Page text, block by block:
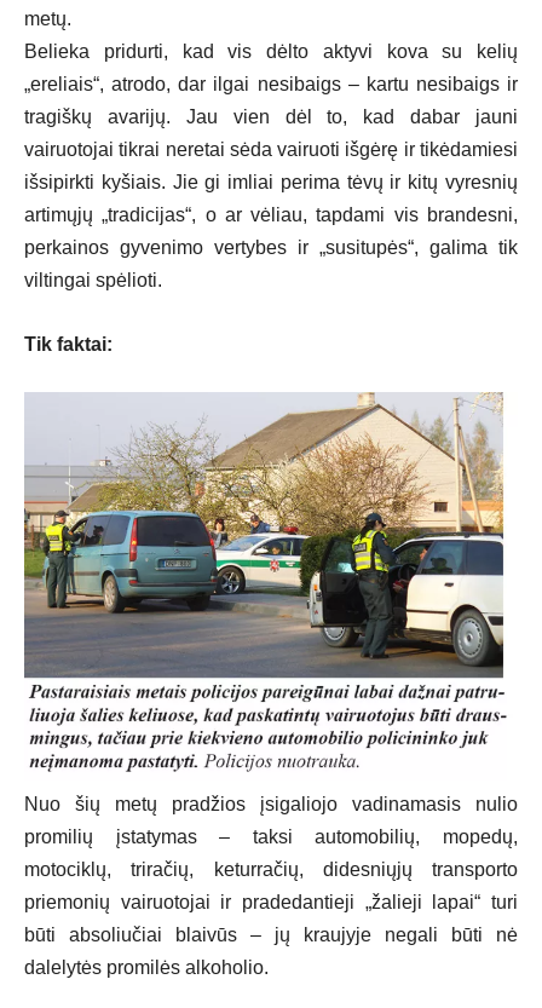
metų.
Belieka pridurti, kad vis dėlto aktyvi kova su kelių
„ereliais“, atrodo, dar ilgai nesibaigs – kartu nesibaigs ir
tragiškų avarijų. Jau vien dėl to, kad dabar jauni
vairuotojai tikrai neretai sėda vairuoti išgėrę ir tikėdamiesi
išsipirkti kyšiais. Jie gi imliai perima tėvų ir kitų vyresnių
artimųjų „tradicijas“, o ar vėliau, tapdami vis brandesni,
perkainos gyvenimo vertybes ir „susitupės“, galima tik
viltingai spėlioti.
Tik faktai:
Nuo šių metų pradžios įsigaliojo vadinamasis nulio
promilių įstatymas – taksi automobilių, mopedų,
motociklų, triračių, keturračių, didesniųjų transporto
priemonių vairuotojai ir pradedantieji „žalieji lapai“ turi
būti absoliučiai blaivūs – jų kraujyje negali būti nė
dalelytės promilės alkoholio.